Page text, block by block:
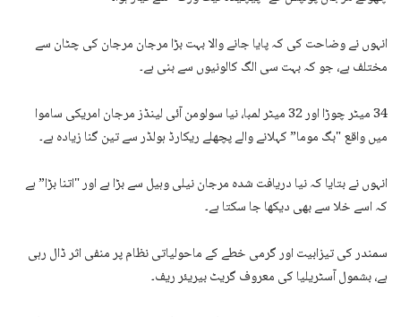
انہوں نے وضاحت کی کہ پایا جانے والا بہت بڑا مرجان مرجان کی چٹان سے
مختلف ہے، جو کہ بہت سی الگ کالونیوں سے بنی ہے۔
34 میٹر چوڑا اور 32 میٹر لمبا، نیا سولومن آئی لینڈز مرجان امریکی ساموا
میں واقع "بگ موما” کہلانے والے پچھلے ریکارڈ ہولڈر سے تین گنا زیادہ ہے۔
انہوں نے بتایا کہ نیا دریافت شدہ مرجان نیلی وہیل سے بڑا ہے اور "اتنا بڑا” ہے
کہ اسے خلا سے بھی دیکھا جا سکتا ہے۔
سمندر کی تیزابیت اور گرمی خطے کے ماحولیاتی نظام پر منفی اثر ڈال رہی
ہے، بشمول آسٹریلیا کی معروف گریٹ بیریئر ریف۔